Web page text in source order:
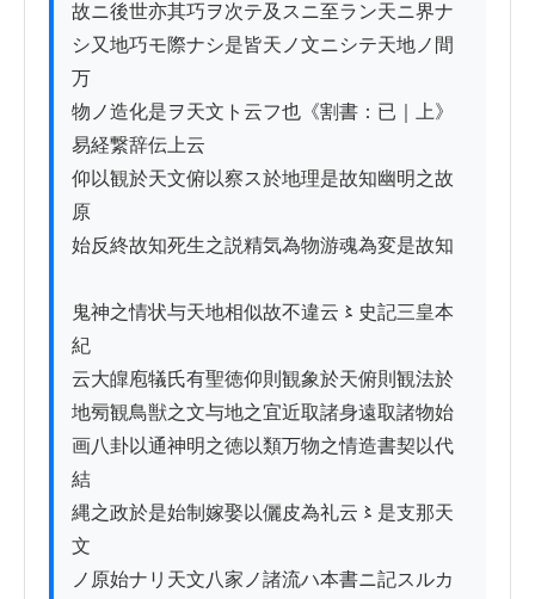
故ニ後世亦其巧ヲ次テ及スニ至ラン天ニ界ナ
シ又地巧モ際ナシ是皆天ノ文ニシテ天地ノ間
万
物ノ造化是ヲ天文ト云フ也《割書：已｜上》
易経繋辞伝上云
仰以観於天文俯以察ス於地理是故知幽明之故
原
始反終故知死生之説精気為物游魂為変是故知
鬼神之情状与天地相似故不違云〻史記三皇本
紀
云大皥庖犠氏有聖徳仰則観象於天俯則観法於
地㫄観鳥獣之文与地之宜近取諸身遠取諸物始
画八卦以通神明之徳以類万物之情造書契以代
結
縄之政於是始制嫁娶以儷皮為礼云〻是支那天
文
ノ原始ナリ天文八家ノ諸流ハ本書ニ記スルカ